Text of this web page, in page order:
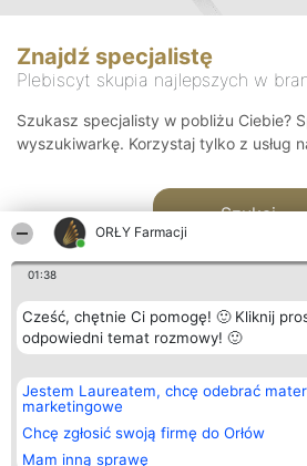
ORŁY Farmacji
01:38
Cześć, chętnie Ci pomogę! 🙂 Kliknij
odpowiedni temat rozmowy! 🙂
Jestem Laureatem, chcę odebrać
marketingowe
Chcę zgłosić swoją firmę do Orłów
Mam inną sprawę
Znajdź specjalistę
Plebiscyt skupia najlepszych w
Szukasz specjalisty w pobliżu Ciebie?
wyszukiwarkę. Korzystaj tylko z usług
Szukaj
Organizator plebiscytu
Bright Side Solutions sp. z o.
o. sp. k.
ul. Ruska 22
Wrocław 50-079
KRS 0000749100 | Regon
Plebiscyt
Laureaci
wszystkich
Laureatów